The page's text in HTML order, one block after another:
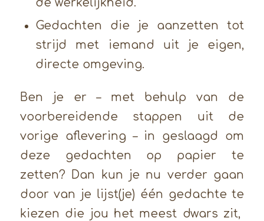
de werkelijkheid.
Gedachten die je aanzetten tot
strijd met iemand uit je eigen,
directe omgeving.
Ben je er – met behulp van de
voorbereidende stappen uit de
vorige aflevering – in geslaagd om
deze gedachten op papier te
zetten? Dan kun je nu verder gaan
door van je lijst(je) één gedachte te
kiezen die jou het meest dwars zit,